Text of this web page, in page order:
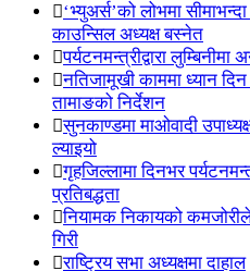
‘भ्युअर्स’को लोभमा
काउन्सिल अध्यक्ष बस्नेत
पर्यटनमन्त्रीद्वारा
नतिजामूखी काममा ध्यान
तामाङको निर्देशन
सुनकाण्डमा मा‌ओवादी
ल्याइयो
गृहजिल्लामा दिनभर
प्रतिबद्धता
नियामक निकायको
गिरी
राष्ट्रिय सभा अध्यक्षमा दाहाल